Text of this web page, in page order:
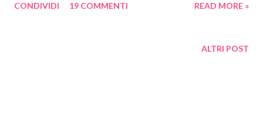
CONDIVIDI
19 COMMENTI READ MORE »
ALTRI POST